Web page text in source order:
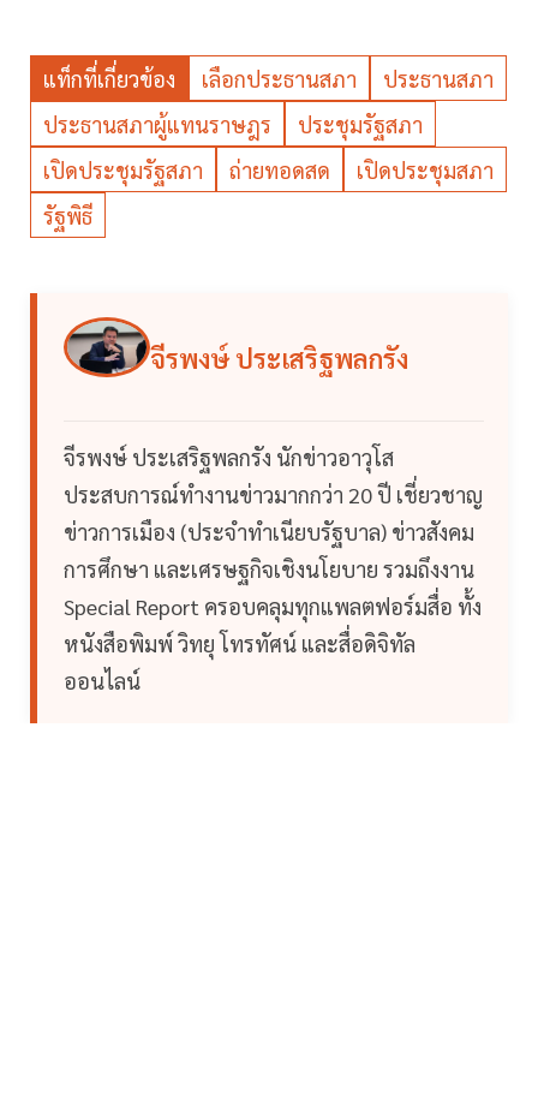
แท็กที่เกี่ยวข้อง เลือกประธานสภา
ประธานสภา
ประธานสภาผู้แทนราษฎร
ประชุมรัฐสภา
เปิดประชุมรัฐสภา
ถ่ายทอดสด
เปิดประชุมสภา
รัฐพิธี
จีรพงษ์ ประเสริฐพลกรัง
จีรพงษ์ ประเสริฐพลกรัง นักข่าวอาวุโส
ประสบการณ์ทำงานข่าวมากกว่า 20 ปี เชี่ยวชาญ
ข่าวการเมือง (ประจำทำเนียบรัฐบาล) ข่าวสังคม
การศึกษา และเศรษฐกิจเชิงนโยบาย รวมถึงงาน
Special Report ครอบคลุมทุกแพลตฟอร์มสื่อ ทั้ง
หนังสือพิมพ์ วิทยุ โทรทัศน์ และสื่อดิจิทัล
ออนไลน์